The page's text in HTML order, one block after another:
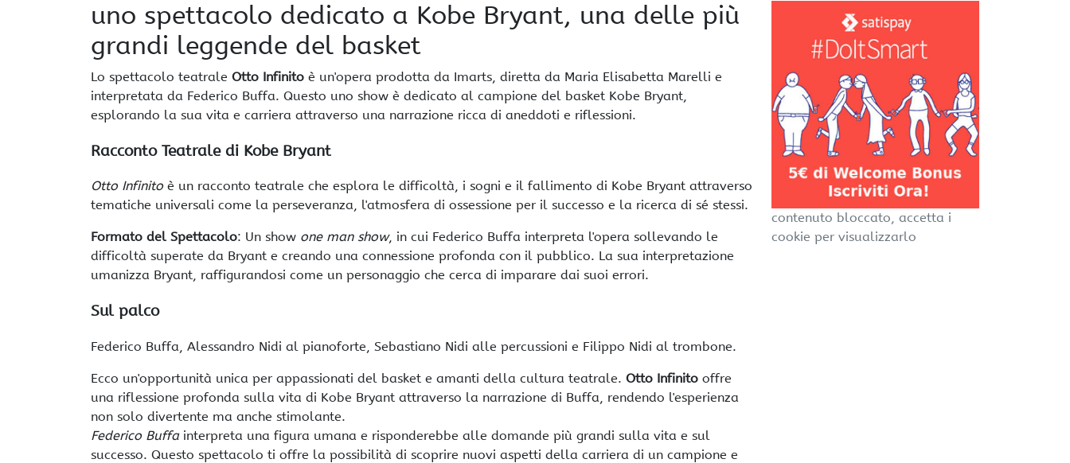
uno spettacolo dedicato a Kobe Bryant, una delle più
grandi leggende del basket
Lo spettacolo teatrale Otto Infinito è un'opera prodotta da Imarts, diretta da Maria Elisabetta Marelli e
interpretata da Federico Buffa. Questo uno show è dedicato al campione del basket Kobe Bryant,
esplorando la sua vita e carriera attraverso una narrazione ricca di aneddoti e riflessioni.
Racconto Teatrale di Kobe Bryant
Otto Infinitoè un racconto teatrale che esplora le difficoltà, i sogni e il fallimento di Kobe Bryant attraverso
tematiche universali come la perseveranza, l'atmosfera di ossessione per il successo e la ricerca di sé stessi.
Formato del Spettacolo: Un show one man show, in cui Federico Buffa interpreta l'opera sollevando le
difficoltà superate da Bryant e creando una connessione profonda con il pubblico. La sua interpretazione
umanizza Bryant, raffigurandosi come un personaggio che cerca di imparare dai suoi errori.
Sul palco
Federico Buffa, Alessandro Nidi al pianoforte, Sebastiano Nidi alle percussioni e Filippo Nidi al trombone.
Ecco un'opportunità unica per appassionati del basket e amanti della cultura teatrale. Otto Infinito offre
una riflessione profonda sulla vita di Kobe Bryant attraverso la narrazione di Buffa, rendendo l'esperienza
non solo divertente ma anche stimolante.
Federico Buffainterpreta una figura umana e risponderebbe alle domande più grandi sulla vita e sul
successo. Questo spettacolo ti offre la possibilità di scoprire nuovi aspetti della carriera di un campione e
contenuto bloccato, accetta i
cookie per visualizzarlo